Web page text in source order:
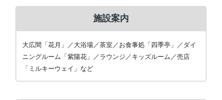
施設案内
大広間「花月」／大浴場／茶室／お食事処「四季亭」／ダイ
ニングルーム「紫陽花」／ラウンジ／キッズルーム／売店
「ミルキーウェイ」など